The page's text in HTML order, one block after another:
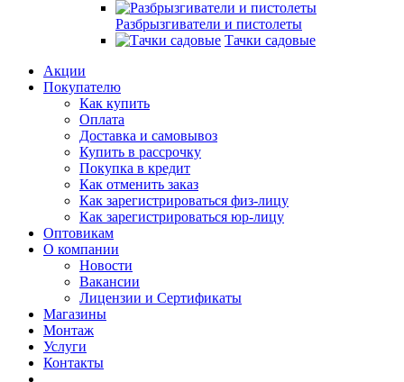
Разбрызгиватели и пистолеты
Тачки садовые
Акции
Покупателю
Как купить
Оплата
Доставка и самовывоз
Купить в рассрочку
Покупка в кредит
Как отменить заказ
Как зарегистрироваться физ-лицу
Как зарегистрироваться юр-лицу
Оптовикам
О компании
Новости
Вакансии
Лицензии и Сертификаты
Магазины
Монтаж
Услуги
Контакты